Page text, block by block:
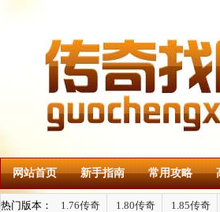
网站首页 新手指南 常用攻略
热门版本： 1.76传奇 1.80传奇 1.85传奇